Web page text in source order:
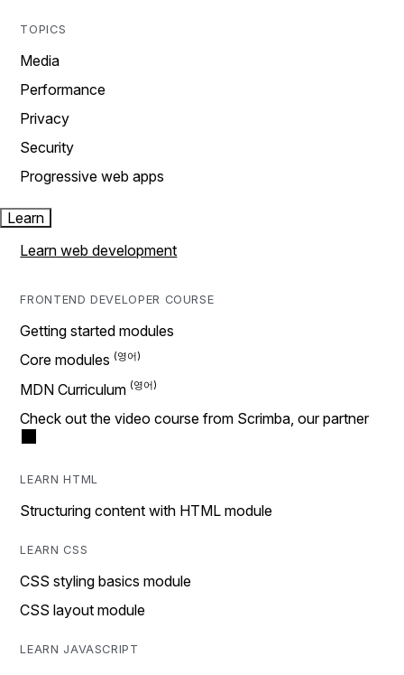
TOPICS
Media
Performance
Privacy
Security
Progressive web apps
Learn
Learn web development
FRONTEND DEVELOPER COURSE
Getting started modules
Core modules
MDN Curriculum
Check out the video course from Scrimba, our partner
LEARN HTML
Structuring content with HTML module
LEARN CSS
CSS styling basics module
CSS layout module
LEARN JAVASCRIPT